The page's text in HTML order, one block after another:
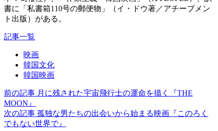
書に「私書箱110号の郵便物」（イ・ドウ著／アチーブメン
ト出版）がある。
記事一覧
映画
韓国文化
韓国映画
前の記事 月に残された宇宙飛行士の運命を描く『THE
MOON』
次の記事 孤独な男たちの出会いから始まる映画『このろく
でもない世界で』